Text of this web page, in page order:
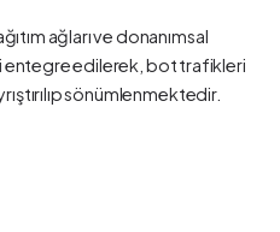
ağları ve donanımsal
entegre edilerek, bot trafikleri
sönümlenmektedir.